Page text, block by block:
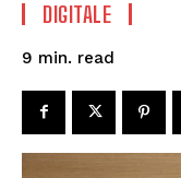
DIGITALE
9 min. read